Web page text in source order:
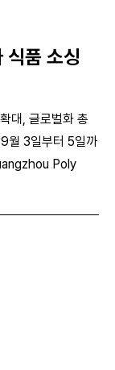
식품 소싱
대, 글로벌화 총
3일부터 5일까
Poly